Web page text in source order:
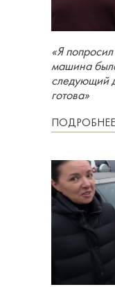
«Я
машина
следующий
готова»
ПОДРОБНЕЕ